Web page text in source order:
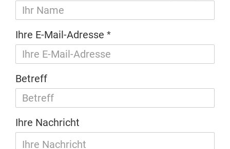
Ihre E-Mail-Adresse
Betreff
Ihre Nachricht